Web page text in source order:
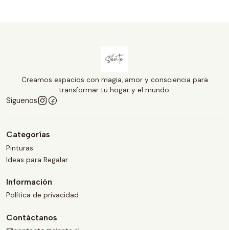
Creamos espacios con magia, amor y consciencia para
transformar tu hogar y el mundo.
Síguenos
Categorías
Pinturas
Ideas para Regalar
Información
Política de privacidad
Contáctanos